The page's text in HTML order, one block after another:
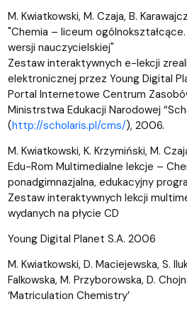
M. Kwiatkowski, M. Czaja, B.
"Chemia – liceum
wersji nauczycielskiej"
Zestaw interaktywnych e-lekcji
elektronicznej przez Young Digital
Portal Internetowe Centrum
Ministrstwa Edukacji Narodowej
(http://scholaris.pl/cms/), 2006.
M. Kwiatkowski, K. Krzymiński, M.
Edu-Rom Multimedialne lekcje –
ponadgimnazjalna, edukacyjny
Zestaw interaktywnych lekcji
wydanych na płycie CD
Young Digital Planet S.A. 2006
M. Kwiatkowski, D. Maciejewska, S.
Falkowska, M. Przyborowska, D.
‘Matriculation Chemistry’